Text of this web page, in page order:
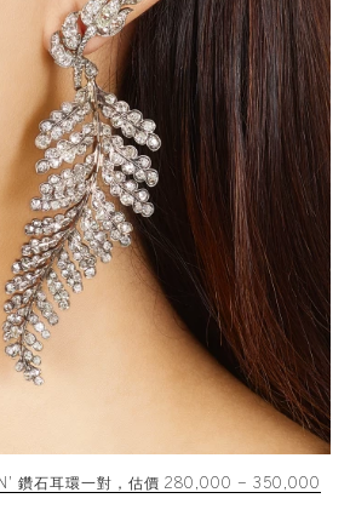
鑽石耳環一對，估價 280,000 – 350,000